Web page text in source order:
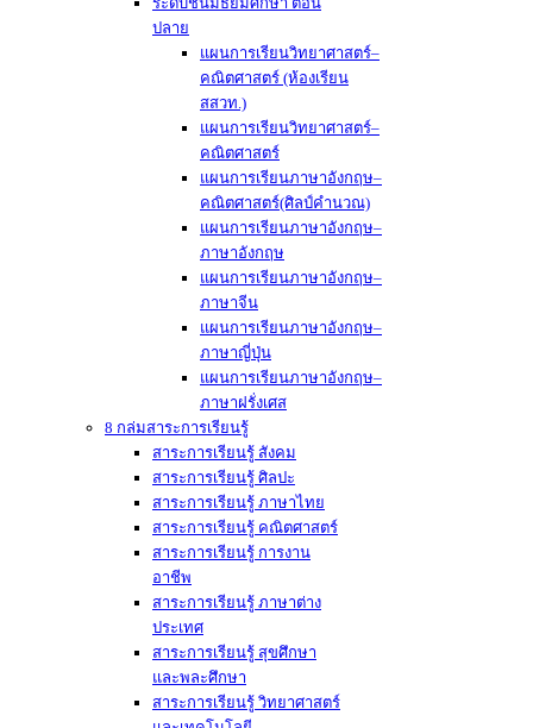
ปลาย
แผนการเรียนวิทยาศาสตร์–
คณิตศาสตร์ (ห้องเรียน
สสวท.)
แผนการเรียนวิทยาศาสตร์–
คณิตศาสตร์
แผนการเรียนภาษาอังกฤษ–
คณิตศาสตร์(ศิลป์คำนวณ)
แผนการเรียนภาษาอังกฤษ–
ภาษาอังกฤษ
แผนการเรียนภาษาอังกฤษ–
ภาษาจีน
แผนการเรียนภาษาอังกฤษ–
ภาษาญี่ปุ่น
แผนการเรียนภาษาอังกฤษ–
ภาษาฝรั่งเศส
8 กล่มสาระการเรียนรู้
สาระการเรียนรู้ สังคม
สาระการเรียนรู้ ศิลปะ
สาระการเรียนรู้ ภาษาไทย
สาระการเรียนรู้ คณิตศาสตร์
สาระการเรียนรู้ การงาน
อาชีพ
สาระการเรียนรู้ ภาษาต่าง
ประเทศ
สาระการเรียนรู้ สุขศึกษา
และพละศึกษา
สาระการเรียนรู้ วิทยาศาสตร์